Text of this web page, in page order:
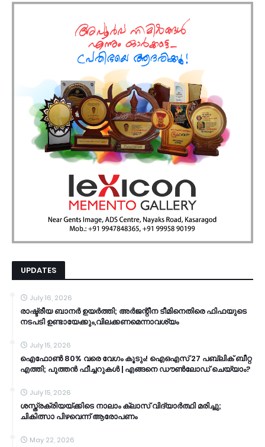
UPDATES
July 16, 2026
രാഷ്ട്രീയ ബാനർ ഉയർത്തി; അർജന്റീന ടീമിനെതിരെ ഫിഫയുടെ
നടപടി ഉണ്ടായേക്കും,വിലക്കണമെന്നാവശ്യം
July 15, 2026
ഐഫോൺ 80% വരെ വേഗം കൂടും! ഐഒഎസ് 27 പബ്ലിക് ബീറ്റ
എത്തി; പുത്തൻ ഫീച്ചറുകൾ | എങ്ങനെ ഡൗൺലോഡ് ചെയ്യാം?
July 15, 2026
ശസ്ത്രക്രിയയ്ക്കിടെ നാലാം ക്ലാസ് വിദ്യാർത്ഥി മരിച്ചു;
ചികിത്സാ പിഴവെന്ന് ആരോപണം
May 22, 2026